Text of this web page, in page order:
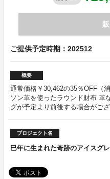
ご提供予定時期：202512
概要
通常価格￥30,462の35％OFF（
ソン革を使ったラウンド財布 革
グが予定より前後する場合がご
プロジェクト名
巳年に生まれた奇跡のアイスグ